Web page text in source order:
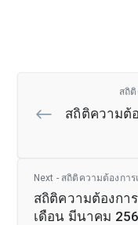
สถิ
สถิติความต้
Next - สถิติความต้องกา
สถิติความต้องกา
เดือน มีนาคม